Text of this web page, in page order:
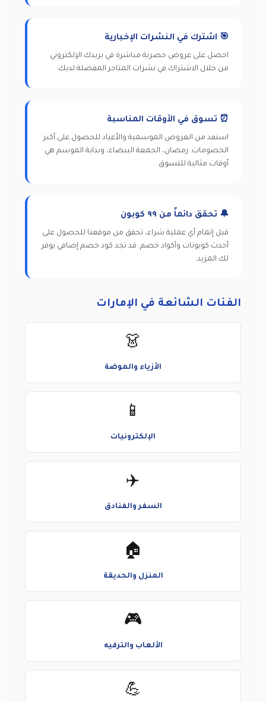
🎯 اشترك في النشرات الإخبارية
احصل على عروض حصرية مباشرة في بريدك الإلكتروني
من خلال الاشتراك في نشرات المتاجر المفضلة لديك.
⏰ تسوق في الأوقات المناسبة
استفد من العروض الموسمية والأعياد للحصول على أكبر
الخصومات. رمضان، الجمعة البيضاء، وبداية الموسم هي
أوقات مثالية للتسوق.
🔔 تحقق دائماً من ٩٩ كوبون
قبل إتمام أي عملية شراء، تحقق من موقعنا للحصول على
أحدث كوبونات وأكواد خصم. قد تجد كود خصم إضافي يوفر
لك المزيد.
الفئات الشائعة في الإمارات
👗
الأزياء والموضة
📱
الإلكترونيات
✈️
السفر والفنادق
🏠
المنزل والحديقة
🎮
الألعاب والترفيه
💪